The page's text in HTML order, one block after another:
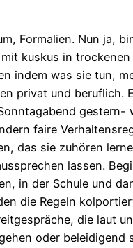
Formalien. Nun ja,
kuskus in
indem was sie tun,
privat und beruflich.
gestern-
faire
das sie zuhören
lassen.
in der Schule und
die Regeln
die laut
oder beleidigend